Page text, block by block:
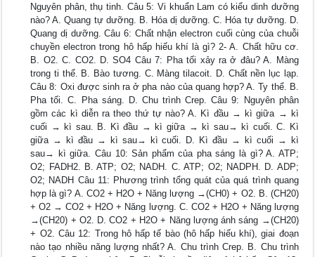
Nguyên phân, thụ tinh. Câu 5: Vi khuẩn Lam có kiểu dinh dưỡng
nào? A. Quang tự dưỡng. B. Hóa dị dưỡng. C. Hóa tự dưỡng. D.
Quang dị dưỡng. Câu 6: Chất nhận electron cuối cùng của chuỗi
chuyền electron trong hô hấp hiếu khí là gì? 2- A. Chất hữu cơ.
B. O2. C. CO2. D. SO4 Câu 7: Pha tối xảy ra ở đâu? A. Màng
trong ti thể. B. Bào tương. C. Màng tilacoit. D. Chất nền lục lạp.
Câu 8: Oxi được sinh ra ở pha nào của quang hợp? A. Ty thể. B.
Pha tối. C. Pha sáng. D. Chu trình Crep. Câu 9: Nguyên phân
gồm các kì diễn ra theo thứ tự nào? A. Kì đầu → kì giữa → kì
cuối → kì sau. B. Kì đầu → kì giữa → kì sau→ kì cuối. C. Kì
giữa → kì đầu → kì sau→ kì cuối. D. Kì đầu → kì cuối → kì
sau→ kì giữa. Câu 10: Sản phẩm của pha sáng là gì? A. ATP;
O2; FADH2. B. ATP; O2; NADH. C. ATP; O2; NADPH. D. ADP;
O2; NADH Câu 11: Phương trình tổng quát của quá trình quang
hợp là gì? A. CO2 + H2O + Năng lượng →(CH0) + O2. B. (CH20)
+ O2 → CO2 + H2O + Năng lượng. C. CO2 + H2O + Năng lượng
→(CH20) + O2. D. CO2 + H2O + Năng lượng ánh sáng →(CH20)
+ O2. Câu 12: Trong hô hấp tế bào (hô hấp hiếu khí), giai đoạn
nào tạo nhiều năng lượng nhất? A. Chu trình Crep. B. Chu trình